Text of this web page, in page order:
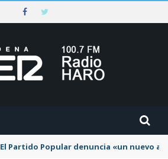
El Partido Popular denuncia «un nuevo